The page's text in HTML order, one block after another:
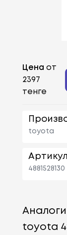
Цена от
2397
тенге
toyota
Артикул
4881528130
toyota